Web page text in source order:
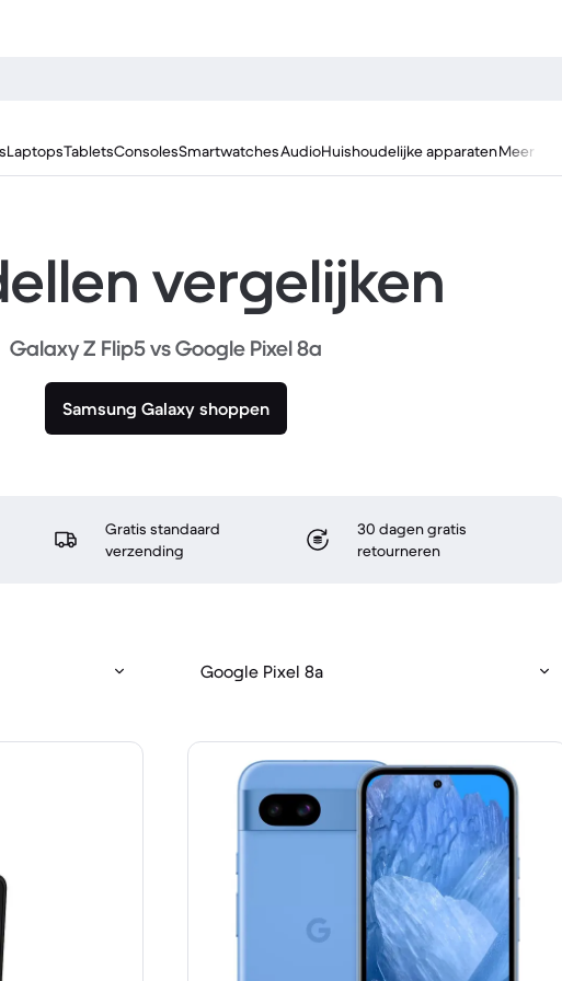
LaptopsTabletsConsolesSmartwatchesAudioHuishoudelijke apparatenMeer
vergelijken
Galaxy Z Flip5 vs Google Pixel 8a
Samsung Galaxy shoppen
Gratis standaard
verzending
30 dagen gratis
retourneren
Google Pixel 8a